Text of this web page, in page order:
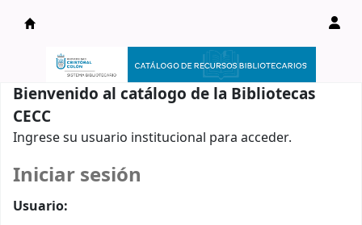
Catálogo en línea
Bienvenido al catálogo de la Bibliotecas
CECC
Ingrese su usuario institucional para acceder.
Iniciar sesión
Usuario: